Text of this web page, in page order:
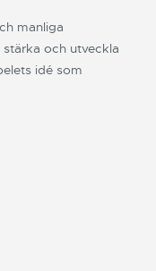
manliga
och utveckla
idé som